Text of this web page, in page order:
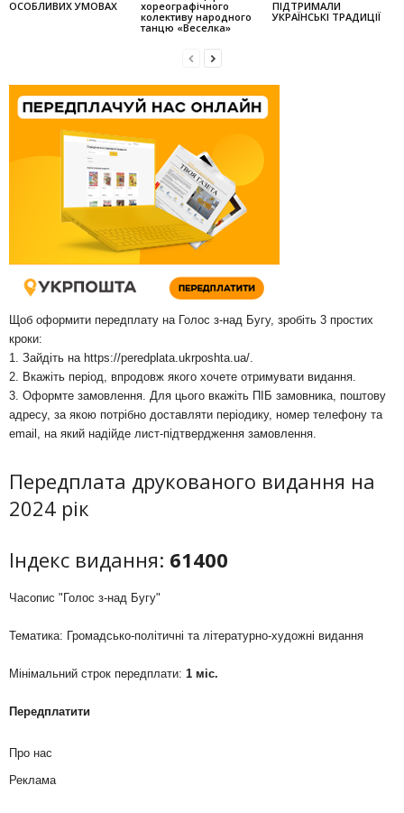
ОСОБЛИВИХ УМОВАХ
хореографічного
колек­тиву народного
танцю «Веселка»
ПІДТРИМАЛИ
УКРАЇНСЬКІ ТРАДИЦІЇ
Щоб оформити передплату на Голос з-над Бугу, зробіть 3 простих
кроки:
1. Зайдіть на https://peredplata.ukrposhta.ua/.
2. Вкажіть період, впродовж якого хочете отримувати видання.
3. Оформте замовлення. Для цього вкажіть ПІБ замовника, поштову
адресу, за якою потрібно доставляти періодику, номер телефону та
email, на який надійде лист-підтвердження замовлення.
Передплата друкованого видання на
2024 рік
Індекс видання: 61400
Часопис "Голос з-над Бугу"
Тематика: Громадсько-політичні та літературно-художні видання
Мінімальний строк передплати: 1 міс.
Передплатити
Про нас
Реклама